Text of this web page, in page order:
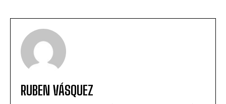
RUBEN VÁSQUEZ